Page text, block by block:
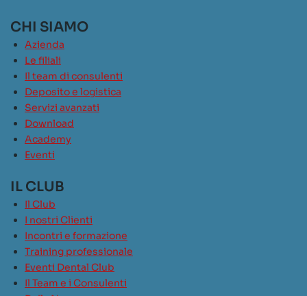
CHI SIAMO
Azienda
Le filiali
Il team di consulenti
Deposito e logistica
Servizi avanzati
Download
Academy
Eventi
IL CLUB
Il Club
I nostri Clienti
Incontri e formazione
Training professionale
Eventi Dental Club
Il Team e i Consulenti